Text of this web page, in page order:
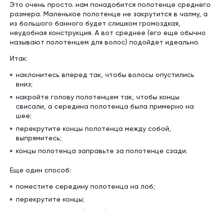
Это очень просто. нам понадобится полотенце среднего
размера. Маленькое полотенце не закрутится в чалму, а
из большого банного будет слишком громоздкая,
неудобная конструкция. А вот среднее (его еще обычно
называют полотенцем для волос) подойдет идеально.
Итак:
наклонитесь вперед так, чтобы волосы опустились
вниз;
накройте голову полотенцем так, чтобы концы
свисали, а середина полотенца была примерно на
шее;
перекрутите концы полотенца между собой,
выпрямитесь;
концы полотенца заправьте за полотенце сзади.
Еще один способ:
поместите середину полотенца на лоб;
перекрутите концы;